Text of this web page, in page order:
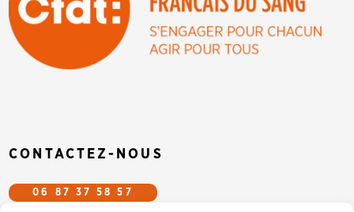
CONTACTEZ-NOUS
06 87 37 58 57